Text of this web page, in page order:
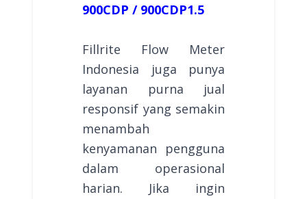
900CDP / 900CDP1.5
Fillrite Flow Meter
Indonesia juga punya
layanan purna jual
responsif yang semakin
menambah
kenyamanan pengguna
dalam operasional
harian. Jika ingin